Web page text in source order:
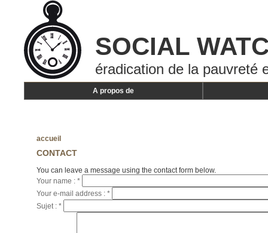
SOCIAL
éradication de la pauvreté
A propos de
accueil
CONTACT
You can leave a message using the contact form below.
Your name : *
Your e-mail address : *
Sujet : *